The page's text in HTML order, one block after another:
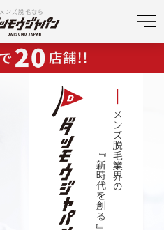
メンズ脱毛なら